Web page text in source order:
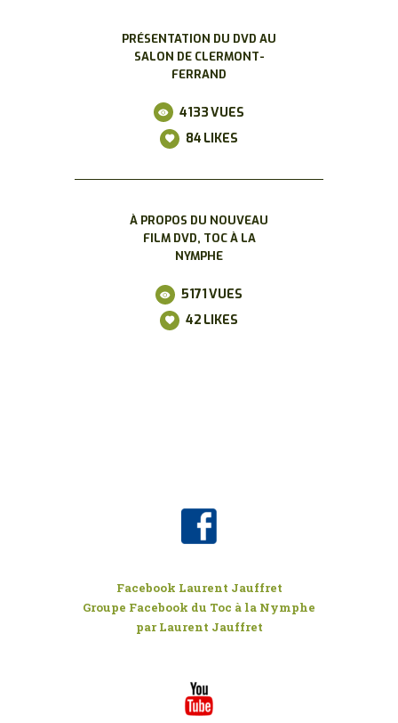
PRÉSENTATION DU DVD AU
SALON DE CLERMONT-
FERRAND
4133VUES
84 LIKES
À PROPOS DU NOUVEAU
FILM DVD, TOC À LA
NYMPHE
5171VUES
42 LIKES
Facebook Laurent Jauffret
Groupe Facebook du Toc à la Nymphe
par Laurent Jauffret